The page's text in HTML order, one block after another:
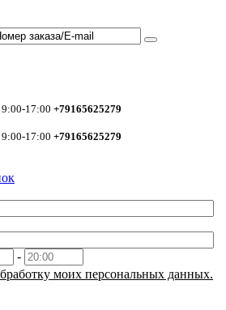
17:00 +79165625279
17:00 +79165625279
-
моих персональных данных.